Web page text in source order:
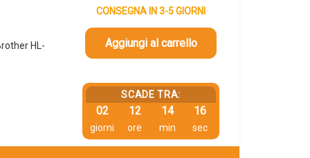
HL-
CONSEGNA IN 3-5 GIORNI
Aggiungi al carrello
SCADE TRA:
02
giorni
12
ore
14
min
15
sec